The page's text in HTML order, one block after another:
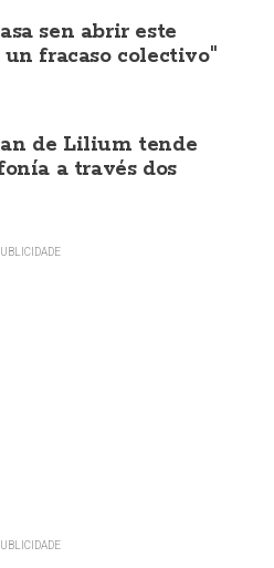
sen abrir este
fracaso colectivo"
de Lilium tende
a través dos